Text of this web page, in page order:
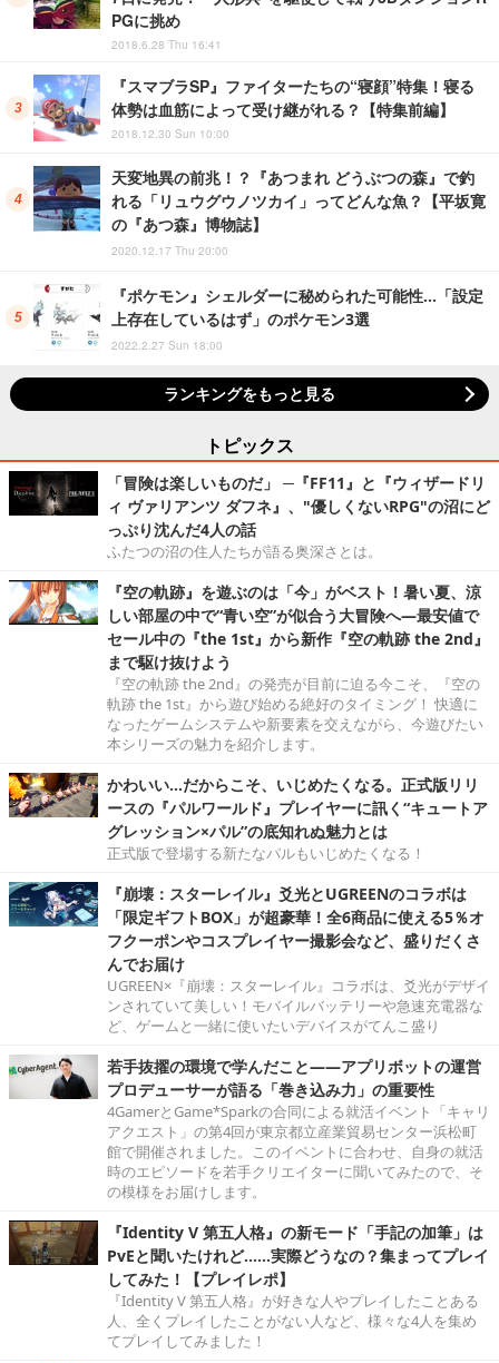
PGに挑め
2018.6.28 Thu 16:41
『スマブラSP』ファイターたちの“寝顔”特集！寝る
体勢は血筋によって受け継がれる？【特集前編】
2018.12.30 Sun 10:00
天変地異の前兆！？『あつまれ どうぶつの森』で釣
れる「リュウグウノツカイ」ってどんな魚？【平坂寛
の『あつ森』博物誌】
2020.12.17 Thu 20:00
『ポケモン』シェルダーに秘められた可能性…「設定
上存在しているはず」のポケモン3選
2022.2.27 Sun 18:00
ランキングをもっと見る
トピックス
「冒険は楽しいものだ」 ─『FF11』と『ウィザードリ
ィ ヴァリアンツ ダフネ』、"優しくないRPG"の沼にど
っぷり沈んだ4人の話
ふたつの沼の住人たちが語る奥深さとは。
『空の軌跡』を遊ぶのは「今」がベスト！暑い夏、涼
しい部屋の中で“青い空”が似合う大冒険へ―最安値で
セール中の『the 1st』から新作『空の軌跡 the 2nd』
まで駆け抜けよう
『空の軌跡 the 2nd』の発売が目前に迫る今こそ、『空の
軌跡 the 1st』から遊び始める絶好のタイミング！ 快適に
なったゲームシステムや新要素を交えながら、今遊びたい
本シリーズの魅力を紹介します。
かわいい…だからこそ、いじめたくなる。正式版リリ
ースの『パルワールド』プレイヤーに訊く“キュートア
グレッション×パル”の底知れぬ魅力とは
正式版で登場する新たなパルもいじめたくなる！
『崩壊：スターレイル』爻光とUGREENのコラボは
「限定ギフトBOX」が超豪華！全6商品に使える5％オ
フクーポンやコスプレイヤー撮影会など、盛りだくさ
んでお届け
UGREEN×『崩壊：スターレイル』コラボは、爻光がデザイ
ンされていて美しい！モバイルバッテリーや急速充電器な
ど、ゲームと一緒に使いたいデバイスがてんこ盛り
若手抜擢の環境で学んだこと――アプリボットの運営
プロデューサーが語る「巻き込み力」の重要性
4GamerとGame*Sparkの合同による就活イベント「キャリ
アクエスト」の第4回が東京都立産業貿易センター浜松町
館で開催されました。このイベントに合わせ、自身の就活
時のエピソードを若手クリエイターに聞いてみたので、そ
の模様をお届けします。
『Identity V 第五人格』の新モード「手記の加筆」は
PvEと聞いたけれど……実際どうなの？集まってプレイ
してみた！【プレイレポ】
『Identity V 第五人格』が好きな人やプレイしたことある
人、全くプレイしたことがない人など、様々な4人を集め
てプレイしてみました！